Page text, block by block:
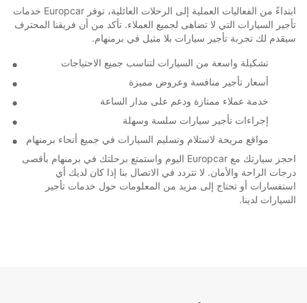
ابتداءً من الفعاليات العملية إلى الرحلات العائلية، توفر Europcar خدمات
تأجير السيارات التي لا تضاهى لجميع العملاء. تأكد من أن فريقنا المحترف
سيقدم لك تجربة تأجير سيارات بلا مثيل في برمنهام.
تشكيلة واسعة من السيارات لتناسب جميع الاحتياجات
أسعار تأجير منافسة وعروض مميزة
خدمة عملاء ممتازة ودعم على مدار الساعة
إجراءات تأجير سيارات سلسة وسهلة
مواقع مريحة لاستلام وتسليم السيارات في جميع أنحاء برمنهام
احجز سيارتك مع Europcar اليوم واستمتع برحلتك في برمنهام بأقصى
درجات الراحة والأمان. لا تتردد في الاتصال بنا إذا كان لديك أي
استفسارات أو تحتاج إلى مزيد من المعلومات حول خدمات تأجير
السيارات لدينا.